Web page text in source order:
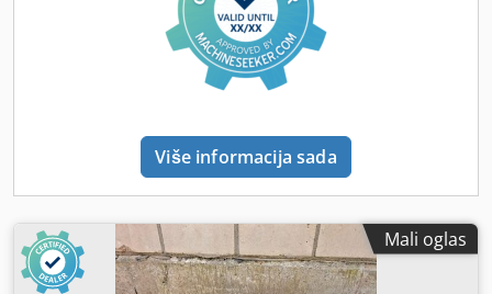
Više informacija sada
Mali oglas